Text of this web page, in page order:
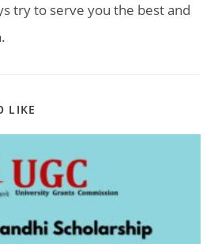
try to serve you the best and
LIKE